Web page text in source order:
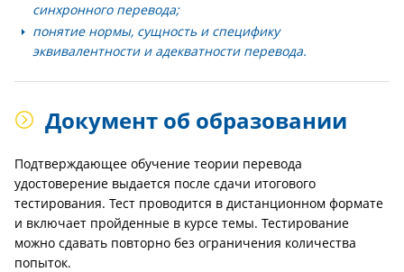
синхронного перевода;
понятие нормы, сущность и специфику
эквивалентности и адекватности перевода.
Документ об образовании
Подтверждающее обучение теории перевода
удостоверение выдается после сдачи итогового
тестирования. Тест проводится в дистанционном формате
и включает пройденные в курсе темы. Тестирование
можно сдавать повторно без ограничения количества
попыток.